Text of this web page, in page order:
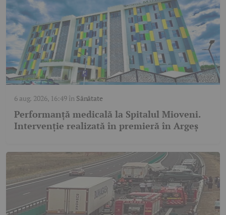
6 aug. 2026, 16:49în Sănătate
Performanță medicală la Spitalul Mioveni.
Intervenție realizată în premieră în Argeș